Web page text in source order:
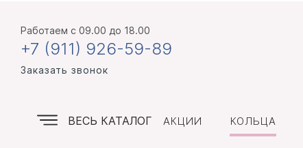
Работаем с 09.00 до 18.00
+7 (911) 926-59-89
Заказать звонок
ВЕСЬ КАТАЛОГ АКЦИИ КОЛЬЦА